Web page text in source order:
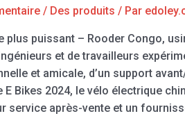
/ Des produits / Par
plus puissant – Rooder Congo,
et de travailleurs
et amicale, d’un support
E Bikes 2024, le vélo électrique
service après-vente et un